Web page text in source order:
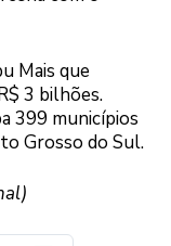
Mais que
3 bilhões.
399 municípios
Grosso do Sul.